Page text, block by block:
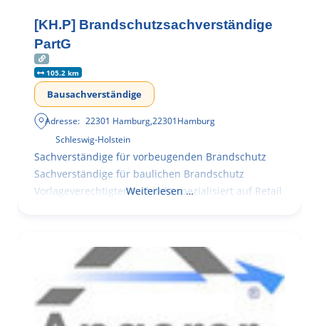
[KH.P] Brandschutzsachverständige
PartG
105.2 km
Bausachverständige
Adresse: 22301 Hamburg,22301Hamburg
Schleswig-Holstein
Sachverständige für vorbeugenden Brandschutz
Sachverständige für baulichen Brandschutz
Vorlageverechtigter Architekt spezialisiert auf Retail
Weiterlesen …